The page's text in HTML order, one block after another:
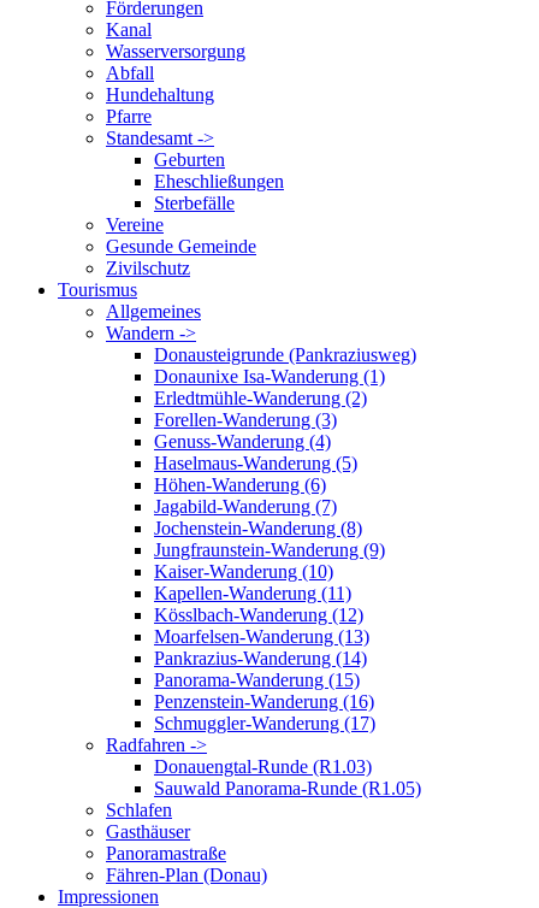
Förderungen
Kanal
Wasserversorgung
Abfall
Hundehaltung
Pfarre
Standesamt ->
Geburten
Eheschließungen
Sterbefälle
Vereine
Gesunde Gemeinde
Zivilschutz
Tourismus
Allgemeines
Wandern ->
Donausteigrunde (Pankraziusweg)
Donaunixe Isa-Wanderung (1)
Erledtmühle-Wanderung (2)
Forellen-Wanderung (3)
Genuss-Wanderung (4)
Haselmaus-Wanderung (5)
Höhen-Wanderung (6)
Jagabild-Wanderung (7)
Jochenstein-Wanderung (8)
Jungfraunstein-Wanderung (9)
Kaiser-Wanderung (10)
Kapellen-Wanderung (11)
Kösslbach-Wanderung (12)
Moarfelsen-Wanderung (13)
Pankrazius-Wanderung (14)
Panorama-Wanderung (15)
Penzenstein-Wanderung (16)
Schmuggler-Wanderung (17)
Radfahren ->
Donauengtal-Runde (R1.03)
Sauwald Panorama-Runde (R1.05)
Schlafen
Gasthäuser
Panoramastraße
Fähren-Plan (Donau)
Impressionen